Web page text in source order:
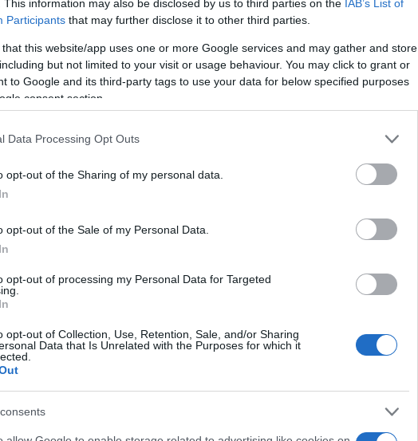
This information may also be disclosed by us to third parties on the IAB’s List of
Participants that may further disclose it to other third parties.
that this website/app uses one or more Google services and may gather and store
but not limited to your visit or usage behaviour. You may click to grant or
to Google and its third-party tags to use your data for below specified purposes
consent section.
Data Processing Opt Outs
opt-out of the Sharing of my personal data.
opt-out of the Sale of my Personal Data.
opt-out of processing my Personal Data for Targeted
opt-out of Collection, Use, Retention, Sale, and/or Sharing
Data that Is Unrelated with the Purposes for which it
officer το 2019, είχε αμφισβητήσει τους όρους της
ο Makoto Uchida με τη Renault, σύμφωνα με
γνωρίζουν το θέμα.
υπογραμμίζουν πώς πέντε χρόνια μετά τη
για φερόμενη απόκρυψη του εισοδήματός του,
παραμένει διχασμένη για τους δεσμούς της με τη
Ευρωπαϊκό Κορασίδων: Τζάμπολ για την
Εθνική στα Ιωάννινα κόντρα στην Ιρλανδία